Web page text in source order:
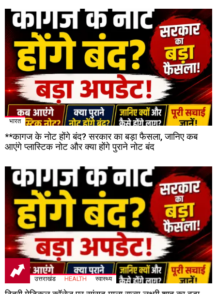
भारत
**कागज के नोट होंगे बंद? सरकार का बड़ा फैसला, जानिए कब
आएंगे प्लास्टिक नोट और क्या होंगे पुराने नोट बंद
उत्तराखंड HEALTH स्वास्थ्य